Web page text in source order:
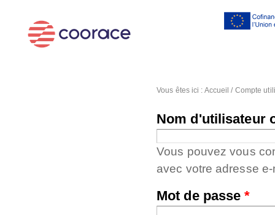
Vous êtes ici : Accueil / Compte
Nom d'utilisateur
Vous pouvez vous
avec votre adresse e-
Mot de passe*